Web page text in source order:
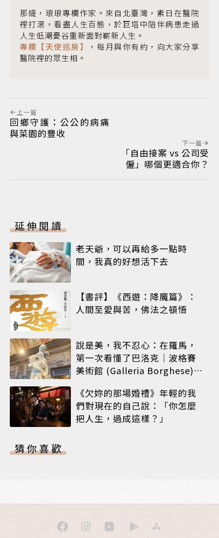
那緹，琅琅專欄作家。來自北臺灣，素日在醫院
裡打滾，看盡人生百態，於巨塔中陪伴病患走過
人生低潮憂谷重新面對嶄新人生。
專欄【天使巡房】
，每月與你有約，向大家分享
醫院裡的眾生相。
上一篇
回鄉守護：公公的病痛
與菜園的豐收
下一篇
「自由接案 vs 公司受
僱」哪個更適合你？
延伸閱讀
老天爺，可以再給多一點時
間，我真的好想活下去
【書評】《西遊：降魔篇》：
人間至愛與苦，佛法之頓悟
說是美，我不忍心：在羅馬，
第一次看懂了巴洛克｜波格賽
美術館 (Galleria Borghese)｜
《欠妳的那場婚禮》年輕的我
們對現在的自己說：「你怎麼
把人生，過成這樣？」
猜你喜歡